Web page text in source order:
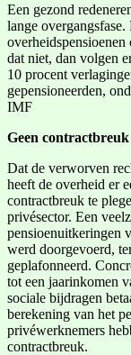
Een gezond
lange
dat niet, dan volgen
10 procent
gepensioneerden,
IMF
Geen contractbreuk
Dat de verworven
heeft de overheid er
contractbreuk te
privésector. Een
pensioenuitkeringen
werd doorgevoerd,
geplafonneerd.
tot een jaarinkomen
sociale bijdragen
berekening van het
privéwerknemers
contractbreuk.